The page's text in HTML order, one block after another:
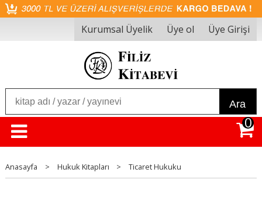
Kurumsal Üyelik Üye ol Üye Girişi
Ara
0
Anasayfa > Hukuk Kitapları > Ticaret Hukuku